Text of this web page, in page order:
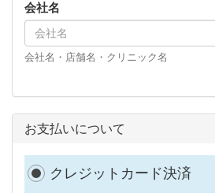
会社名
会社名・店舗名・クリニック名
お支払いについて
クレジットカード決済